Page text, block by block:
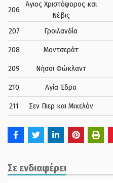
206
Άγιος Χριστόφορος και
Νέβις
207 Γροιλανδία
208 Μοντσεράτ
209 Νήσοι Φώκλαντ
210 Αγία Έδρα
211 Σεν Πιερ και Μικελόν
Σε ενδιαφέρει